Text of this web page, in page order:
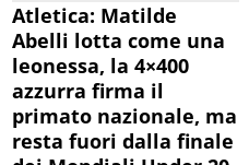
Atletica: Matilde
Abelli lotta come una
leonessa, la 4×400
azzurra firma il
primato nazionale, ma
resta fuori dalla finale